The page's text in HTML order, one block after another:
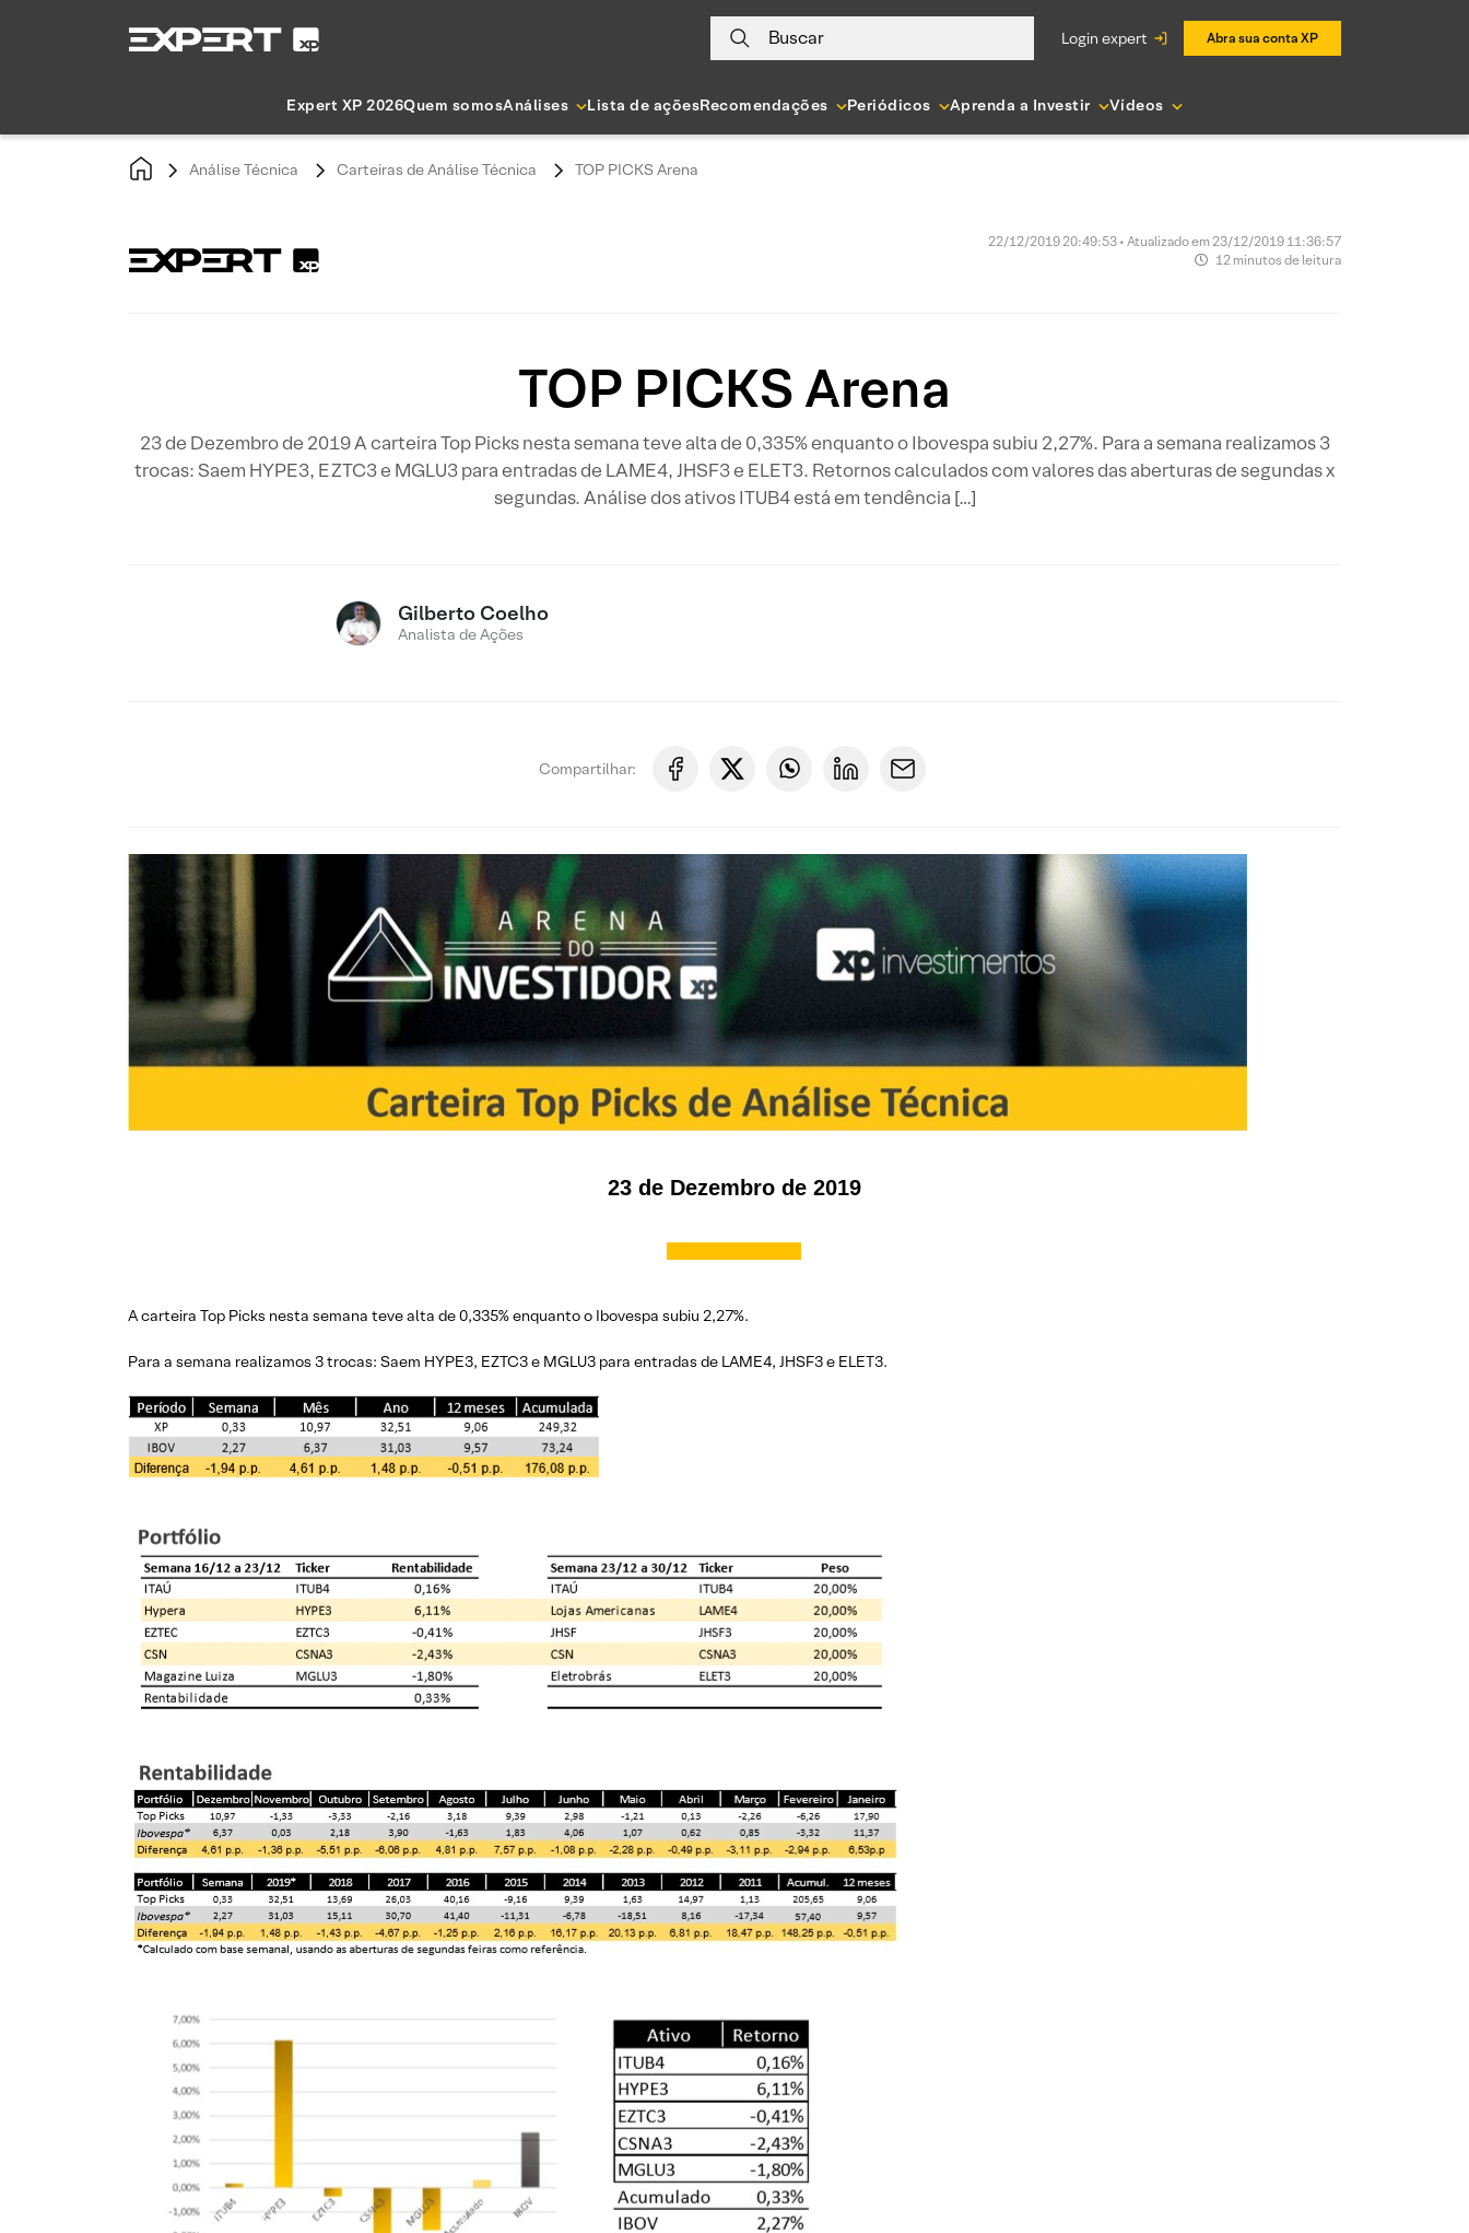
Buscar login expert Abra sua conta XP
Expert XP 2026Quem somosAnálises Lista de açõesRecomendações Periódicos Aprenda a Investir Vídeos
Análise Técnica Carteiras de Análise Técnica TOP PICKS Arena
22/12/2019 20:49:53 • Atualizado em 23/12/2019 11:36:57
12 minutos de leitura
TOP PICKS Arena
23 de Dezembro de 2019 A carteira Top Picks nesta semana teve alta de 0,335% enquanto o Ibovespa subiu 2,27%. Para a semana realizamos 3
trocas: Saem HYPE3, EZTC3 e MGLU3 para entradas de LAME4, JHSF3 e ELET3. Retornos calculados com valores das aberturas de segundas x
segundas. Análise dos ativos ITUB4 está em tendência […]
Gilberto Coelho
Analista de Ações
Compartilhar:
23 de Dezembro de 2019
A carteira Top Picks nesta semana teve alta de 0,335% enquanto o Ibovespa subiu 2,27%.
Para a semana realizamos 3 trocas: Saem HYPE3, EZTC3 e MGLU3 para entradas de LAME4, JHSF3 e ELET3.